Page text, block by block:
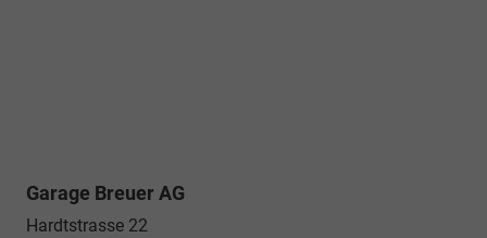
Garage Breuer AG
Hardtstrasse 22